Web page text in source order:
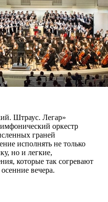
Штраус. Легар»
оркестр
граней
исполнять не только
но и легкие,
которые так согревают
вечера.